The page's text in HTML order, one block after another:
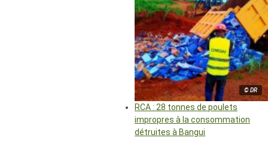
© DR
RCA : 28 tonnes de poulets
impropres à la consommation
détruites à Bangui